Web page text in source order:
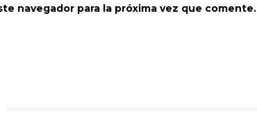
navegador para la próxima vez que comente.